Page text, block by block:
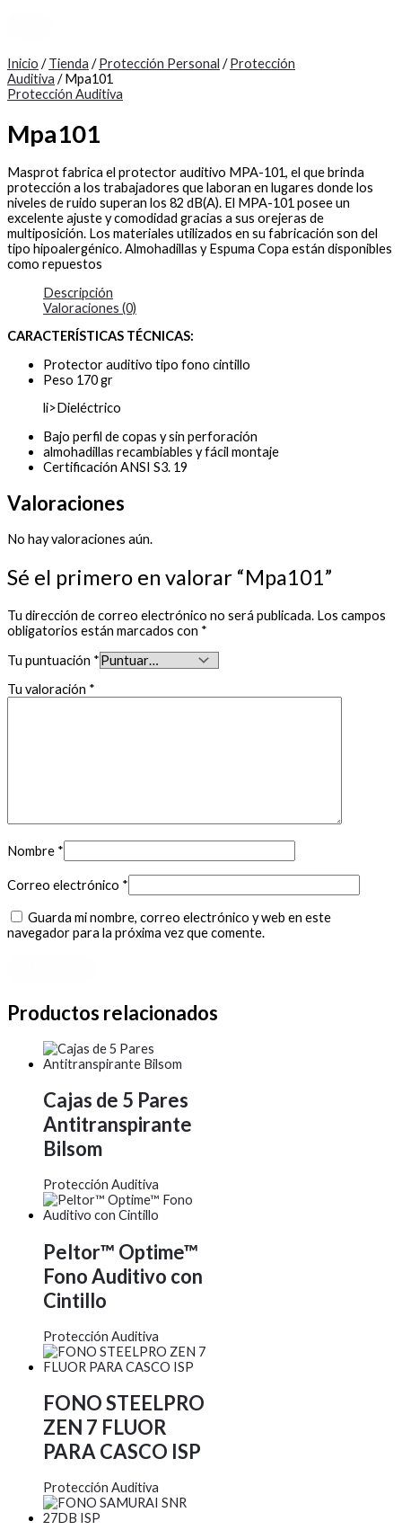
Inicio /Tienda /Protección Personal /Protección
Auditiva / Mpa101
Protección Auditiva
Mpa101
Masprot fabrica el protector auditivo MPA-101, el que brinda
protección a los trabajadores que laboran en lugares donde los
niveles de ruido superan los 82 dB(A). El MPA-101 posee un
excelente ajuste y comodidad gracias a sus orejeras de
multiposición. Los materiales utilizados en su fabricación son del
tipo hipoalergénico. Almohadillas y Espuma Copa están disponibles
como repuestos
Descripción
Valoraciones (0)
CARACTERÍSTICAS TÉCNICAS:
Protector auditivo tipo fono cintillo
Peso 170 gr
li>Dieléctrico
Bajo perfil de copas y sin perforación
almohadillas recambiables y fácil montaje
Certificación ANSI S3. 19
Valoraciones
No hay valoraciones aún.
Sé el primero en valorar “Mpa101”
Tu dirección de correo electrónico no será publicada. Los campos
obligatorios están marcados con *
Tu puntuación *
Tu valoración *
Nombre *
Correo electrónico *
Guarda mi nombre, correo electrónico y web en este
navegador para la próxima vez que comente.
Productos relacionados
Cajas de 5 Pares
Antitranspirante
Bilsom
Protección Auditiva
Peltor™ Optime™
Fono Auditivo con
Cintillo
Protección Auditiva
FONO STEELPRO
ZEN 7 FLUOR
PARA CASCO ISP
Protección Auditiva